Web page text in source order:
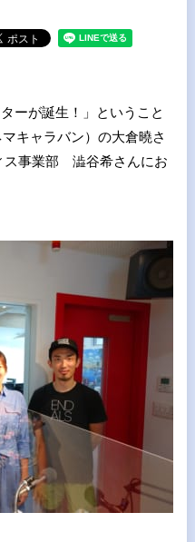
ーが誕生！」ということ
キャラバン）の大倉曉さ
事業部 澁谷希さんにお